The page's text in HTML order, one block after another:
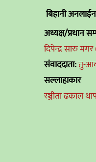
बिहानी
अध्यक्ष/प्रधान
दिपेन्द्र सारु
संवाददाता:तु-
सल्लाहाकार
रञ्जीता ढकाल